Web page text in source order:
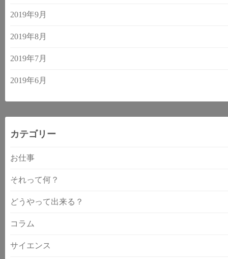
2019年9月
2019年8月
2019年7月
2019年6月
カテゴリー
お仕事
それって何？
どうやって出来る？
コラム
サイエンス